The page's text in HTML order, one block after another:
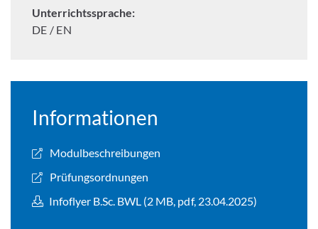
Unterrichtssprache:
DE / EN
Informationen
Modulbeschreibungen
Prüfungsordnungen
Infoflyer B.Sc. BWL (2 MB, pdf, 23.04.2025)